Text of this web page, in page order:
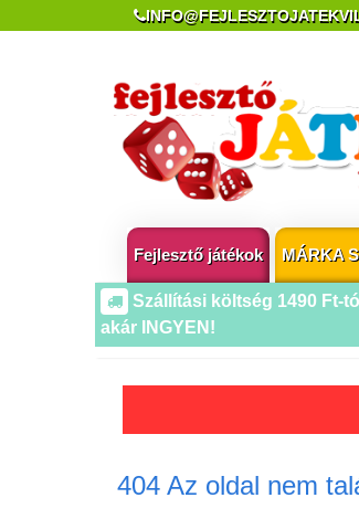
Fejlesztő játékok MÁRKA
Szállítási költség 1490 Ft-
akár INGYEN!
404 Az oldal nem